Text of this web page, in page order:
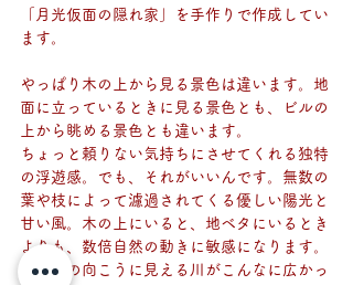
「月光仮面の隠れ家」を手作りで作成してい
ます。
やっぱり木の上から見る景色は違います。地
面に立っているときに見る景色とも、ビルの
上から眺める景色とも違います。
ちょっと頼りない気持ちにさせてくれる独特
の浮遊感。でも、それがいいんです。無数の
葉や枝によって濾過されてくる優しい陽光と
甘い風。木の上にいると、地ベタにいるとき
よりも、数倍自然の動きに敏感になります。
あの丘の向こうに見える川がこんなに広かっ